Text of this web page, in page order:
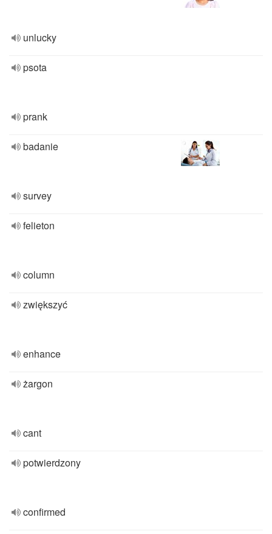
unlucky
psota
prank
badanie
survey
felieton
column
zwiększyć
enhance
żargon
cant
potwierdzony
confirmed